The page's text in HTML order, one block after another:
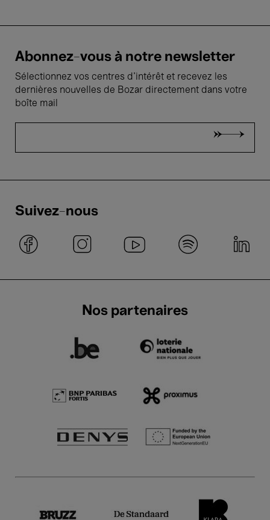
Abonnez-vous à notre newsletter
Sélectionnez vos centres d'intérêt et recevez les
dernières nouvelles de Bozar directement dans votre
boîte mail
Suivez-nous
Nos partenaires